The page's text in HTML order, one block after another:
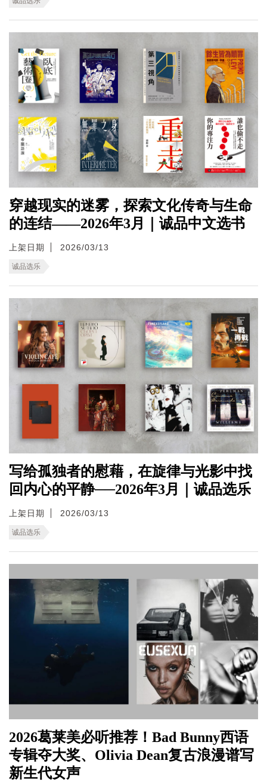
穿越现实的迷雾，探索文化传奇与生命
的连结——2026年3月｜诚品中文选书
上架日期 2026/03/13
诚品选乐
写给孤独者的慰藉，在旋律与光影中找
回内心的平静──2026年3月｜诚品选乐
上架日期 2026/03/13
诚品选乐
2026葛莱美必听推荐！Bad Bunny西语
专辑夺大奖、Olivia Dean复古浪漫谱写
新生代女声